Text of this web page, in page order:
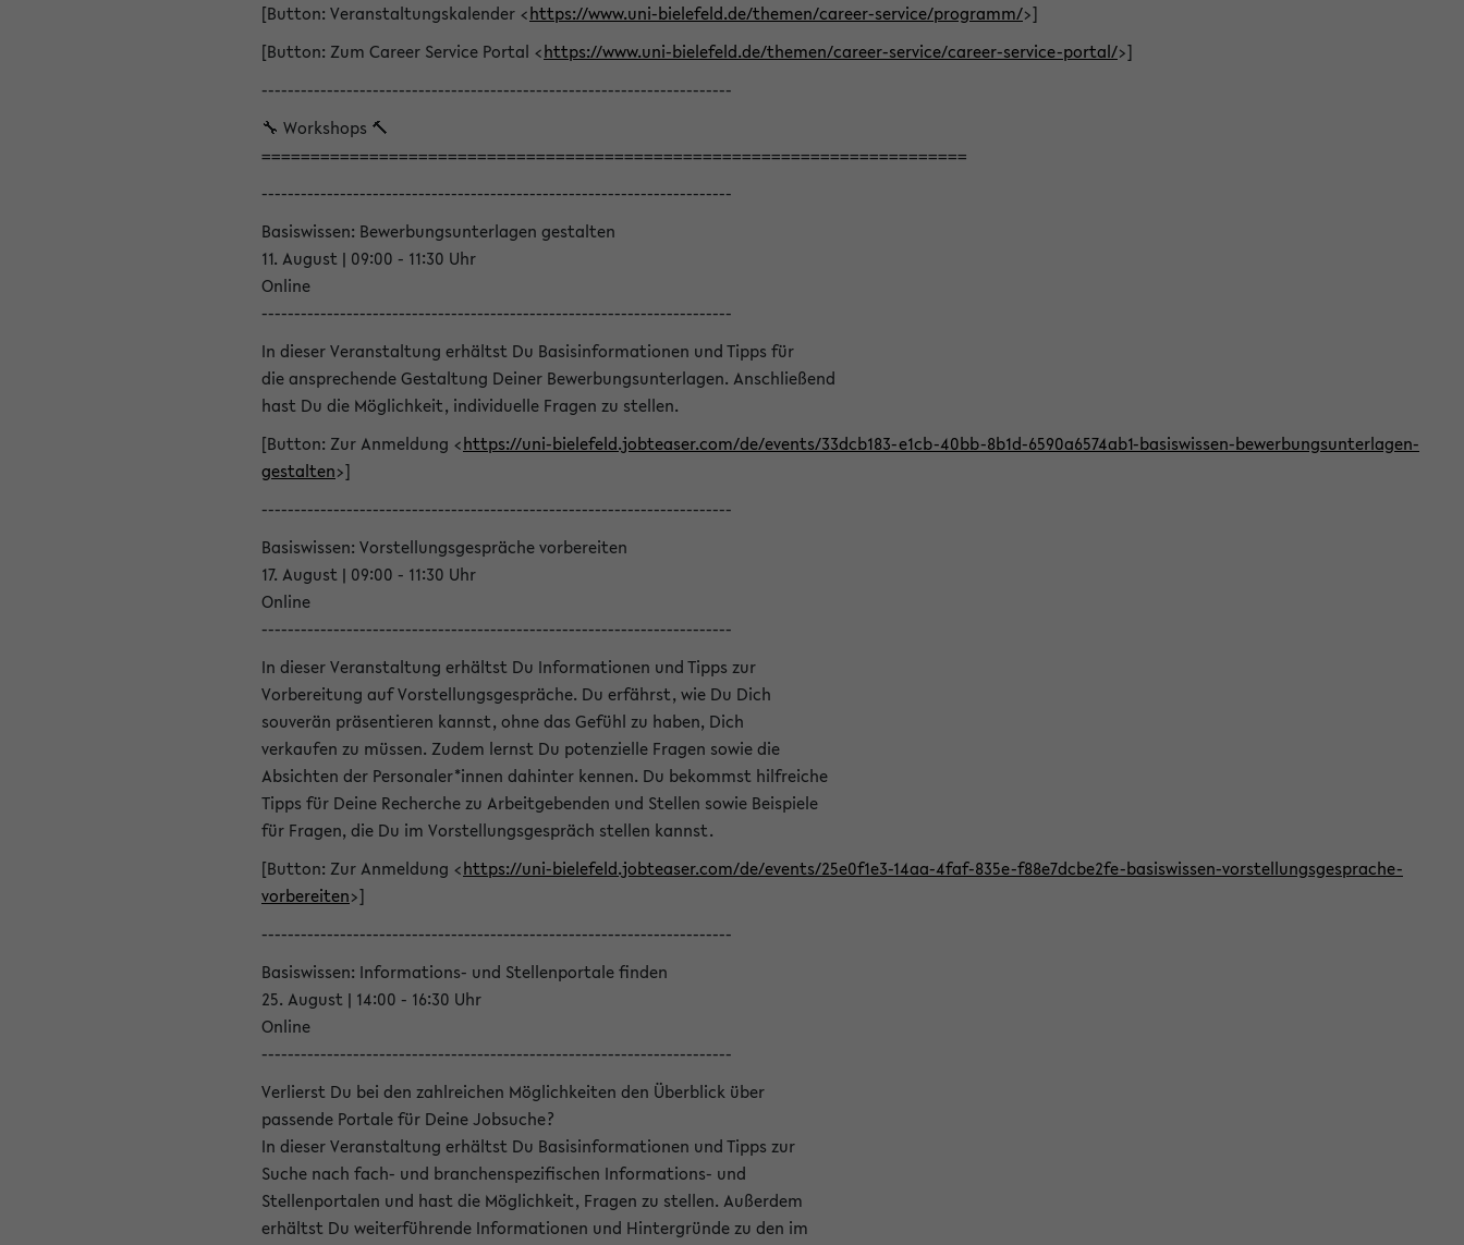
[Button: Veranstaltungskalender <https://www.uni-bielefeld.de/themen/career-service/programm/>]
[Button: Zum Career Service Portal <https://www.uni-bielefeld.de/themen/career-service/career-service-portal/>]
------------------------------------------------------------------------
🔧 Workshops 🔨
========================================================================
------------------------------------------------------------------------
Basiswissen: Bewerbungsunterlagen gestalten
11. August | 09:00 - 11:30 Uhr
Online
------------------------------------------------------------------------
In dieser Veranstaltung erhältst Du Basisinformationen und Tipps für
die ansprechende Gestaltung Deiner Bewerbungsunterlagen. Anschließend
hast Du die Möglichkeit, individuelle Fragen zu stellen.
[Button: Zur Anmeldung <https://uni-bielefeld.jobteaser.com/de/events/33dcb183-e1cb-40bb-8b1d-6590a6574ab1-basiswissen-bewerbungsunterlagen-
gestalten>]
------------------------------------------------------------------------
Basiswissen: Vorstellungsgespräche vorbereiten
17. August | 09:00 - 11:30 Uhr
Online
------------------------------------------------------------------------
In dieser Veranstaltung erhältst Du Informationen und Tipps zur
Vorbereitung auf Vorstellungsgespräche. Du erfährst, wie Du Dich
souverän präsentieren kannst, ohne das Gefühl zu haben, Dich
verkaufen zu müssen. Zudem lernst Du potenzielle Fragen sowie die
Absichten der Personaler*innen dahinter kennen. Du bekommst hilfreiche
Tipps für Deine Recherche zu Arbeitgebenden und Stellen sowie Beispiele
für Fragen, die Du im Vorstellungsgespräch stellen kannst.
[Button: Zur Anmeldung <https://uni-bielefeld.jobteaser.com/de/events/25e0f1e3-14aa-4faf-835e-f88e7dcbe2fe-basiswissen-vorstellungsgesprache-
vorbereiten>]
------------------------------------------------------------------------
Basiswissen: Informations- und Stellenportale finden
25. August | 14:00 - 16:30 Uhr
Online
------------------------------------------------------------------------
Verlierst Du bei den zahlreichen Möglichkeiten den Überblick über
passende Portale für Deine Jobsuche?
In dieser Veranstaltung erhältst Du Basisinformationen und Tipps zur
Suche nach fach- und branchenspezifischen Informations- und
Stellenportalen und hast die Möglichkeit, Fragen zu stellen. Außerdem
erhältst Du weiterführende Informationen und Hintergründe zu den im